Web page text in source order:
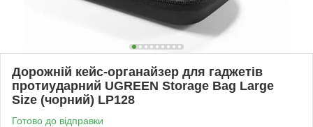
Дорожній кейс-органайзер для гаджетів
протиударний UGREEN Storage Bag Large
Size (чорний) LP128
Готово до відправки